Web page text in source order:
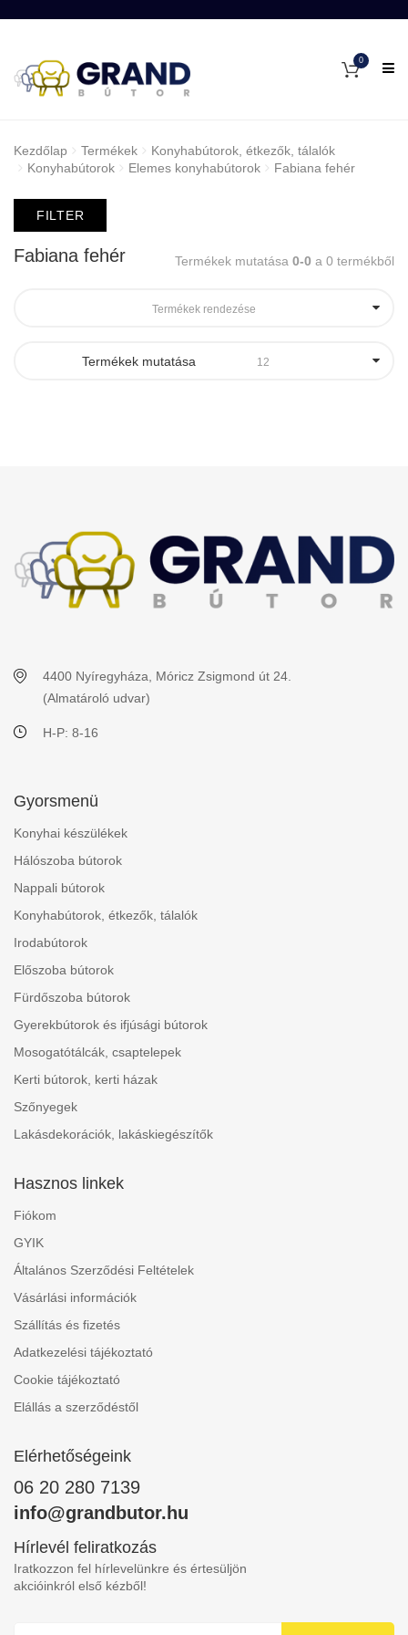
0
Kezdőlap Termékek
Konyhabútorok, étkezők, tálalók
Konyhabútorok
Elemes konyhabútorok Fabiana fehér
FILTER
Fabiana fehér Termékek mutatása 0-0 a 0 termékből
Termékek rendezése
Termékek mutatása 12
4400 Nyíregyháza, Móricz Zsigmond út 24.
(Almatároló udvar)
H-P: 8-16
Gyorsmenü
Konyhai készülékek
Hálószoba bútorok
Nappali bútorok
Konyhabútorok, étkezők, tálalók
Irodabútorok
Előszoba bútorok
Fürdőszoba bútorok
Gyerekbútorok és ifjúsági bútorok
Mosogatótálcák, csaptelepek
Kerti bútorok, kerti házak
Szőnyegek
Lakásdekorációk, lakáskiegészítők
Hasznos linkek
Fiókom
GYIK
Általános Szerződési Feltételek
Vásárlási információk
Szállítás és fizetés
Adatkezelési tájékoztató
Cookie tájékoztató
Elállás a szerződéstől
Elérhetőségeink
06 20 280 7139
info@grandbutor.hu
Hírlevél feliratkozás
Iratkozzon fel hírlevelünkre és értesüljön
akcióinkról első kézből!